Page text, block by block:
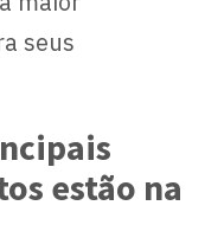
seus
estão na